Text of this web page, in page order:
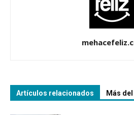
Artículos relacionados Más